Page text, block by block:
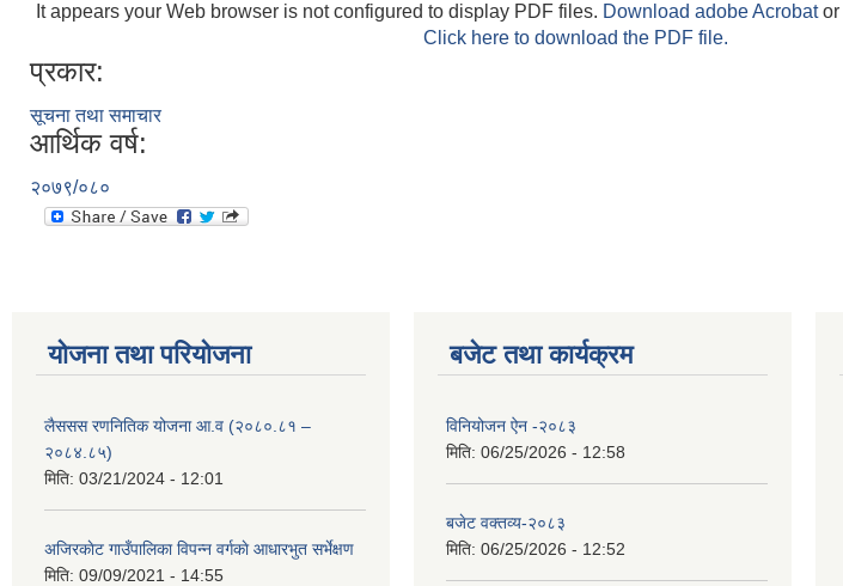
It appears your Web browser is not configured to display PDF files. Download adobe Acrobator
Click here to download the PDF file.
प्रकार:
सूचना तथा समाचार
आर्थिक वर्ष:
२०७९/०८०
योजना तथा परियोजना
लैससस रणनितिक योजना आ.व (२०८०.८१ –
२०८४.८५)
मिति: 03/21/2024 - 12:01
अजिरकाेट गाउँपालिका विपन्न वर्गकाे आधारभुत सर्भेक्षण
मिति: 09/09/2021 - 14:55
बजेट तथा कार्यक्रम
विनियोजन ऐन -२०८३
मिति: 06/25/2026 - 12:58
बजेट वक्तव्य-२०८३
मिति: 06/25/2026 - 12:52